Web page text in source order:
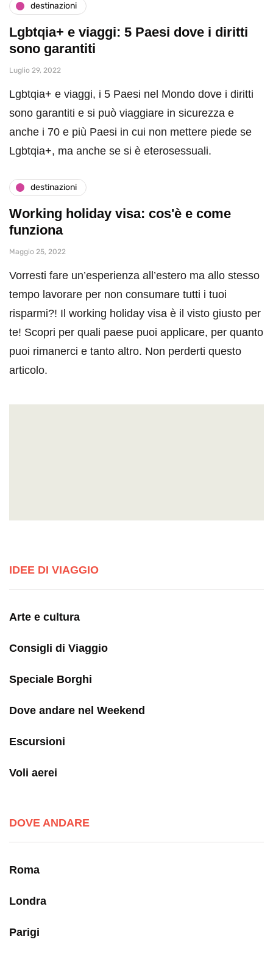
destinazioni
Lgbtqia+ e viaggi: 5 Paesi dove i diritti
sono garantiti
Luglio 29, 2022
Lgbtqia+ e viaggi, i 5 Paesi nel Mondo dove i diritti
sono garantiti e si può viaggiare in sicurezza e
anche i 70 e più Paesi in cui non mettere piede se
Lgbtqia+, ma anche se si è eterosessuali.
destinazioni
Working holiday visa: cos'è e come
funziona
Maggio 25, 2022
Vorresti fare un’esperienza all’estero ma allo stesso
tempo lavorare per non consumare tutti i tuoi
risparmi?! Il working holiday visa è il visto giusto per
te! Scopri per quali paese puoi applicare, per quanto
puoi rimanerci e tanto altro. Non perderti questo
articolo.
IDEE DI VIAGGIO
Arte e cultura
Consigli di Viaggio
Speciale Borghi
Dove andare nel Weekend
Escursioni
Voli aerei
DOVE ANDARE
Roma
Londra
Parigi